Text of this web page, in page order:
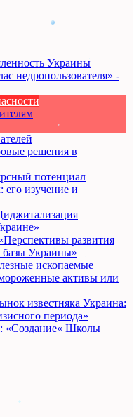
Украины
недропользователя» -
решения в
потенциал
его изучение и
развития
базы Украины»
ископаемые
активы или
известняка Украина:
периода»
«Создание« Школы